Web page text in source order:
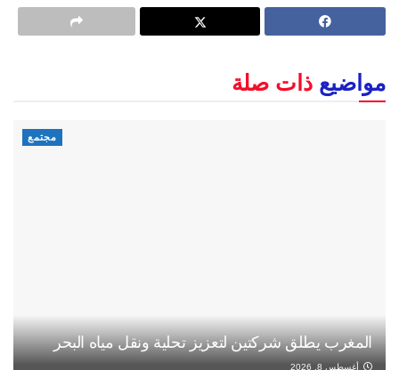
مواضيع ذات صلة
مجتمع
المغرب يطلق شركتين لتعزيز تحلية ونقل مياه البحر
أغسطس 8, 2026